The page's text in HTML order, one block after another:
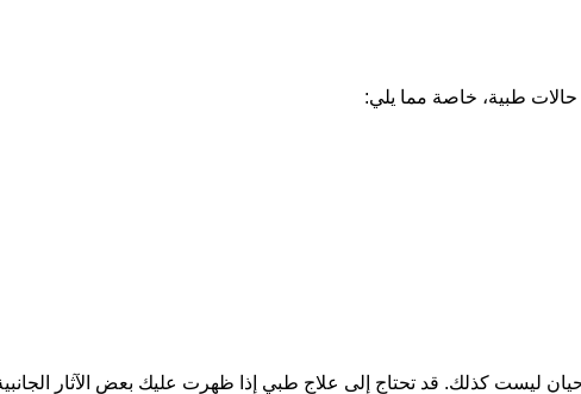
حالات طبية، خاصة مما يلي:
ليست كذلك. قد تحتاج إلى علاج طبي إذا ظهرت عليك بعض الآثار